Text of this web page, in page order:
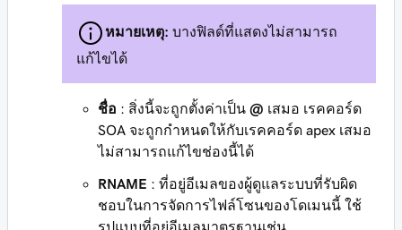
หมายเหตุ: บางฟิลด์ที่แสดงไม่สามารถ
แก้ไขได้
ชื่อ : สิ่งนี้จะถูกตั้งค่าเป็น @ เสมอ เรคคอร์ด
SOA จะถูกกำหนดให้กับเรคคอร์ด apex เสมอ
ไม่สามารถแก้ไขช่องนี้ได้
RNAME : ที่อยู่อีเมลของผู้ดูแลระบบที่รับผิด
ชอบในการจัดการไฟล์โซนของโดเมนนี้ ใช้
รูปแบบที่อยู่อีเมลมาตรฐานเช่น